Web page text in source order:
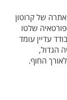
של קרוטון
שלטו
עדיין עומד
הגדול,
החוף.